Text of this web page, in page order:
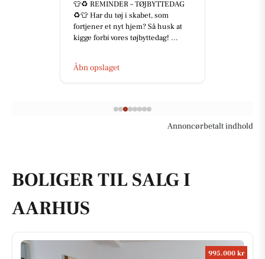
👕♻️ REMINDER – TØJBYTTEDAG
♻️👕 Har du tøj i skabet, som
fortjener et nyt hjem? Så husk at
kigge forbi vores tøjbyttedag! ...
Åbn opslaget
Annoncørbetalt indhold
BOLIGER TIL SALG I
AARHUS
995.000 kr